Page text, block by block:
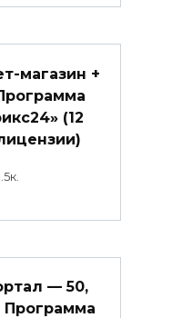
магазин +
(12
— 50,
Программа